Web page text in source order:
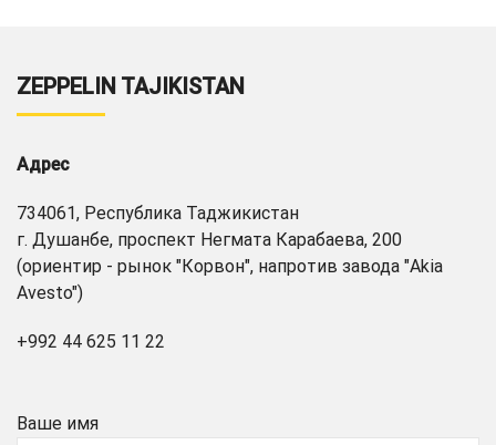
ZEPPELIN TAJIKISTAN
Адрес
734061, Республика Таджикистан
г. Душанбе, проспект Негмата Карабаева, 200
(ориентир - рынок "Корвон", напротив завода "Akia
Avesto")
+992 44 625 11 22
Ваше имя